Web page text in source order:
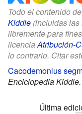
Todo el contenido
Kiddle (incluidas
libremente para
licenciaAtribución-
lo contrario. Citar
Cacodemonius
Enciclopedia Kiddle.
Última